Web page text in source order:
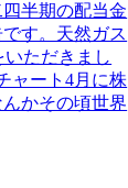
半期の配当金
す。天然ガス
ただきまし
ャート4月に株
かその頃世界